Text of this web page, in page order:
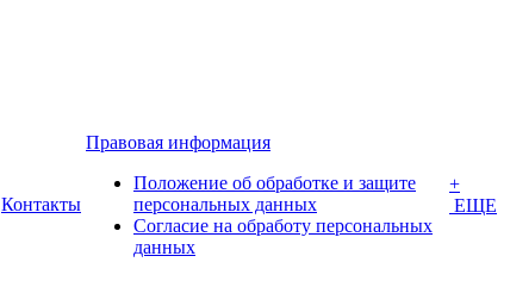
Контакты
Правовая информация
Положение об обработке и защите
персональных данных
Согласие на обработу персональных
данных
+
ЕЩЕ